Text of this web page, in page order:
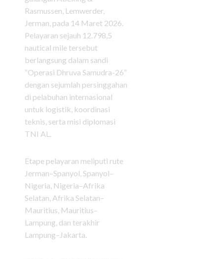
Rasmussen, Lemwerder,
Jerman, pada 14 Maret 2026.
Pelayaran sejauh 12.798,5
nautical mile tersebut
berlangsung dalam sandi
“Operasi Dhruva Samudra-26”
dengan sejumlah persinggahan
di pelabuhan internasional
untuk logistik, koordinasi
teknis, serta misi diplomasi
TNI AL.
Etape pelayaran meliputi rute
Jerman–Spanyol, Spanyol–
Nigeria, Nigeria–Afrika
Selatan, Afrika Selatan–
Mauritius, Mauritius–
Lampung, dan terakhir
Lampung–Jakarta.